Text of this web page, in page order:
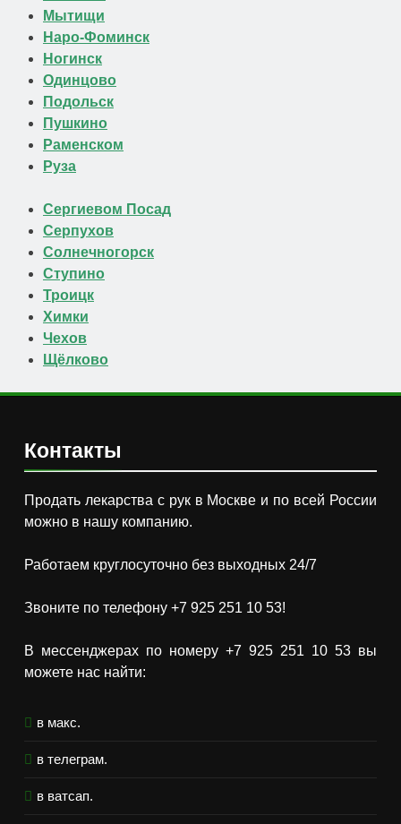
Мытищи
Наро-Фоминск
Ногинск
Одинцово
Подольск
Пушкино
Раменском
Руза
Сергиевом Посад
Серпухов
Солнечногорск
Ступино
Троицк
Химки
Чехов
Щёлково
Контакты
Продать лекарства с рук в Москве и по всей России
можно в нашу компанию.
Работаем круглосуточно без выходных 24/7
Звоните по телефону +7 925 251 10 53!
В мессенджерах по номеру +7 925 251 10 53 вы
можете нас найти:
в макс.
в телеграм.
в ватсап.